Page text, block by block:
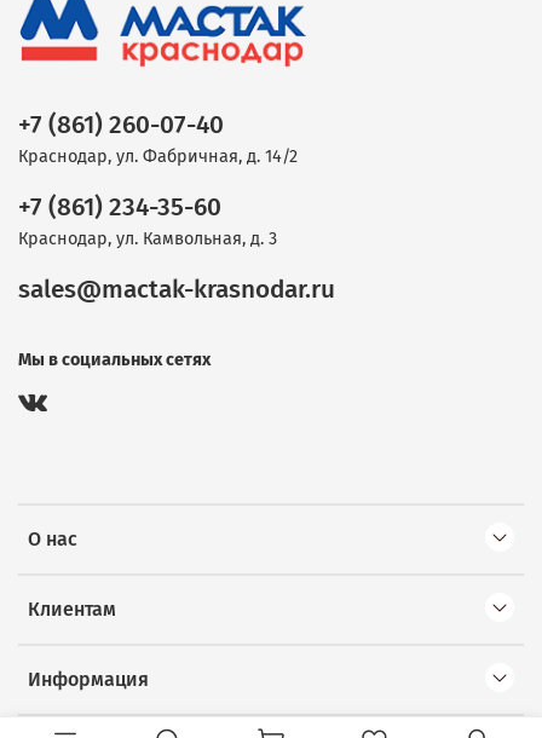
О нас
Клиентам
Информация
+7 (861) 260-07-40
Краснодар, ул. Фабричная, д. 14/2
+7 (861) 234-35-60
Краснодар, ул. Камвольная, д. 3
sales@mactak-krasnodar.ru
Мы в социальных сетях